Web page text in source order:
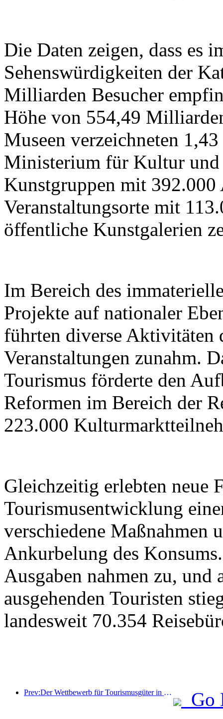
Die Daten zeigen, dass es
Sehenswürdigkeiten der
Milliarden Besucher
Höhe von 554,49
Museen verzeichneten
Ministerium für Kultur und
Kunstgruppen mit
Veranstaltungsorte mit
öffentliche Kunstgalerien
Im Bereich des
Projekte auf nationaler
führten diverse Aktivitäten
Veranstaltungen zunahm.
Tourismus förderte den
Reformen im Bereich der
223.000
Gleichzeitig erlebten neue
Tourismusentwicklung
verschiedene Maßnahmen
Ankurbelung des
Ausgaben nahmen zu,
ausgehenden Touristen
landesweit 70.354
Prev:Der Wettbewerb für Tourismusgüter in China wurde erfolgreich in Xiangtan, Hunan, abgehalten.
Go